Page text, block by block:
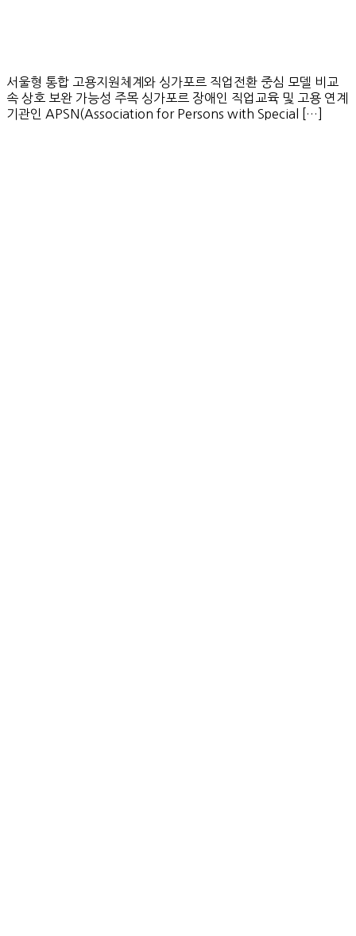
서울형 통합 고용지원체계와 싱가포르 직업전환 중심 모델 비교
속 상호 보완 가능성 주목 싱가포르 장애인 직업교육 및 고용 연계
기관인 APSN(Association for Persons with Special […]